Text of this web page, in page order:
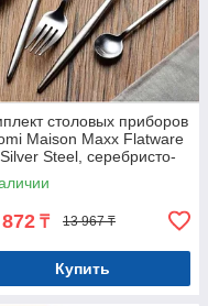
столовых приборов
Maison Maxx Flatware
Steel, серебристо-
Арт.5817
₸ 13 967 ₸
Купить